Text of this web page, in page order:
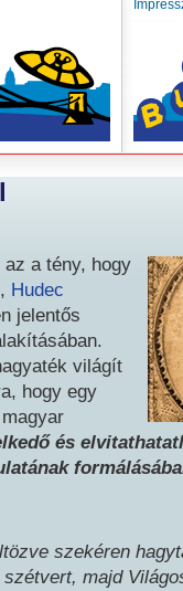
a tény, hogy
Hudec
jelentős
világít
hogy egy
és
szekéren
szétvert, majd